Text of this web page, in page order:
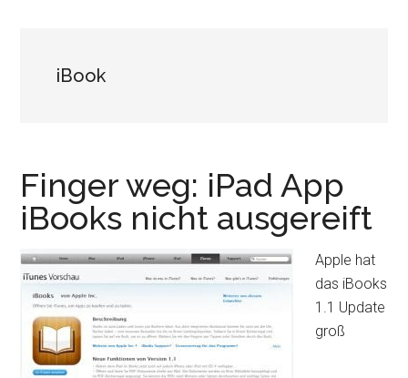
iBook
Finger weg: iPad App
iBooks nicht ausgereift
Apple hat
das iBooks
1.1 Update
groß